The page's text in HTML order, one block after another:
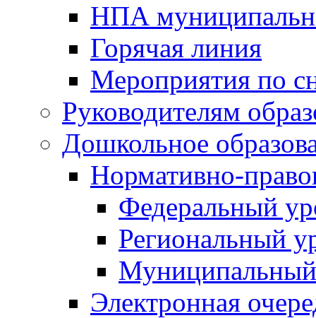
НПА
Горячая линия
Мероприятия по
Руководителям
Дошкольное
Нормативно-
Федеральный
Региональный
Электронная